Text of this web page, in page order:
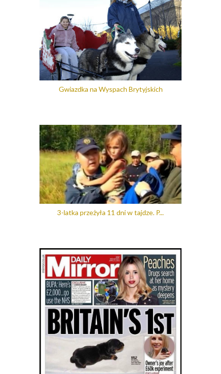
Gwiazdka na Wyspach Brytyjskich
3-latka przeżyła 11 dni w tajdze. P...